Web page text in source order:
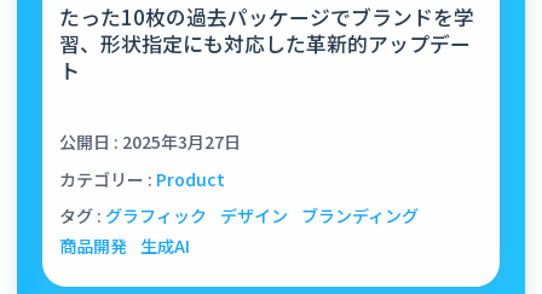
たった10枚の過去パッケージでブランドを学
習、形状指定にも対応した革新的アップデー
ト
公開日 : 2025年3月27日
カテゴリー : Product
タグ : グラフィック デザイン
ブランディング
商品開発 生成AI